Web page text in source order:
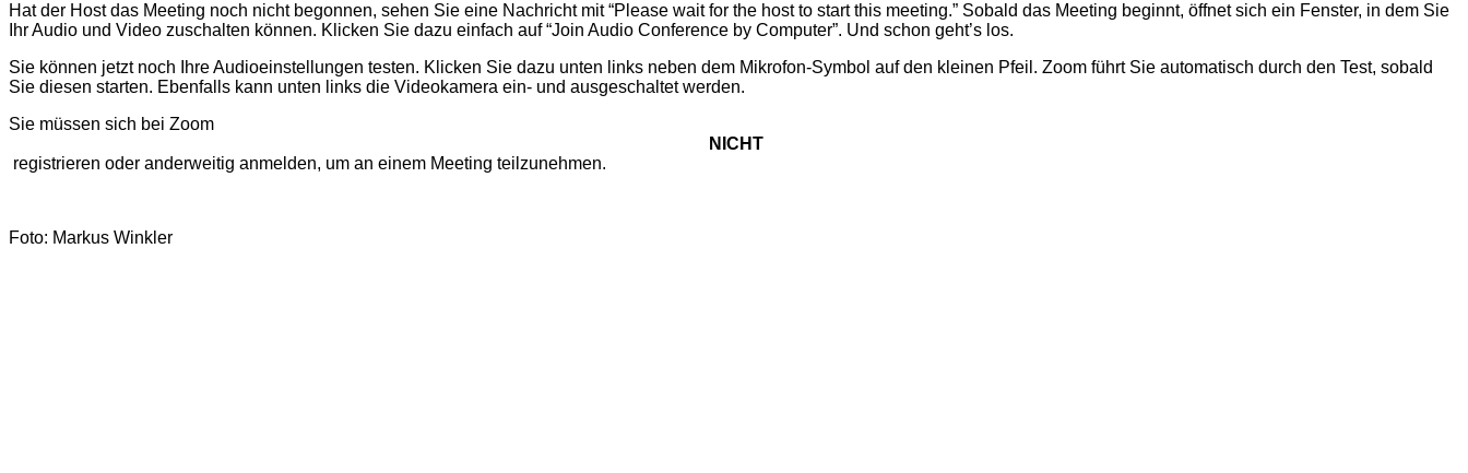
Hat der Host das Meeting noch nicht begonnen, sehen Sie eine Nachricht mit “Please wait for the host to start this meeting.” Sobald das Meeting beginnt, öffnet sich ein Fenster, in dem Sie
Ihr Audio und Video zuschalten können. Klicken Sie dazu einfach auf “Join Audio Conference by Computer”. Und schon geht’s los.
Sie können jetzt noch Ihre Audioeinstellungen testen. Klicken Sie dazu unten links neben dem Mikrofon-Symbol auf den kleinen Pfeil. Zoom führt Sie automatisch durch den Test, sobald
Sie diesen starten. Ebenfalls kann unten links die Videokamera ein- und ausgeschaltet werden.
Sie müssen sich bei Zoom
NICHT
registrieren oder anderweitig anmelden, um an einem Meeting teilzunehmen.
Foto: Markus Winkler